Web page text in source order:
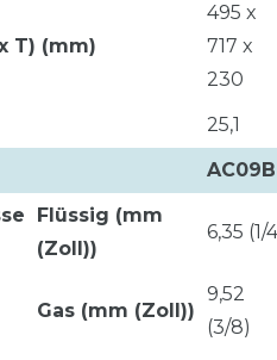
T) (mm)
495 x
717 x
230
25,1
Flüssig (mm
(Zoll))
6,35 (1/
Gas (mm (Zoll))
9,52
(3/8)